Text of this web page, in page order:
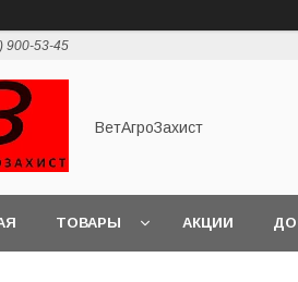
900-53-45
ВетАгроЗахист
ТОВАРЫ АКЦИИ